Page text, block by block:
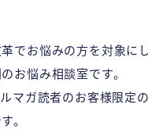
でお悩みの方を対象に
お悩み相談室です。
マガ読者のお客様限定
。